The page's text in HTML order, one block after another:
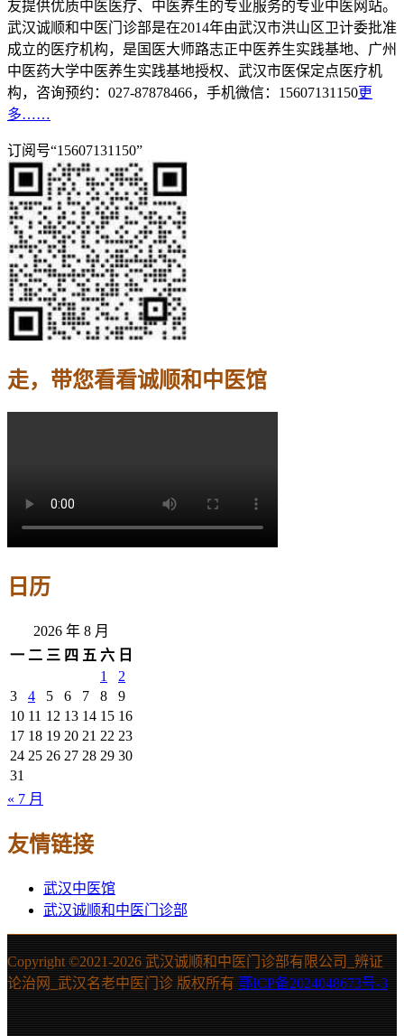
友提供优质中医医疗、中医养生的专业服务的专业中医网站。
武汉诚顺和中医门诊部是在2014年由武汉市洪山区卫计委批准
成立的医疗机构，是国医大师路志正中医养生实践基地、广州
中医药大学中医养生实践基地授权、武汉市医保定点医疗机
构，咨询预约：027-87878466，手机微信：15607131150更
多……
订阅号“15607131150”
走，带您看看诚顺和中医馆
日历
2026 年 8 月
一 二 三 四 五 六 日
1
2
3
4 5 6 7 8
9
10 11 12 13 14 15 16
17 18 19 20 21 22 23
24 25 26 27 28 29 30
31
« 7 月
友情链接
武汉中医馆
武汉诚顺和中医门诊部
Copyright ©2021-2026 武汉诚顺和中医门诊部有限公司_辨证
论治网_武汉名老中医门诊 版权所有 鄂ICP备2024048673号-3